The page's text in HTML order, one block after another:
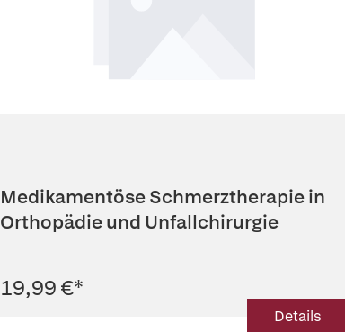
Medikamentöse Schmerztherapie in
Orthopädie und Unfallchirurgie
19,99 €*
Details